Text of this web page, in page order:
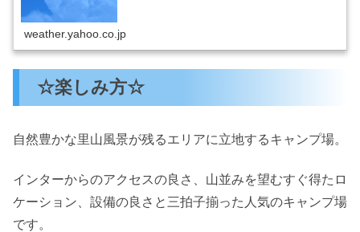
weather.yahoo.co.jp
☆楽しみ方☆
自然豊かな里山風景が残るエリアに立地するキャンプ場。
インターからのアクセスの良さ、山並みを望むすぐ得たロ
ケーション、設備の良さと三拍子揃った人気のキャンプ場
です。